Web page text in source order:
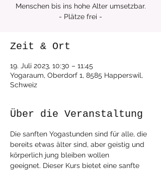
Menschen bis ins hohe Alter umsetzbar.
Zeit & Ort
19. Juli 2023, 10:30 – 11:45
Yogaraum, Oberdorf 1, 8585 Happerswil,
Schweiz
Über die Veranstaltung
Die sanften Yogastunden sind für alle, die
bereits etwas älter sind, aber geistig und
körperlich jung bleiben wollen
geeignet. Dieser Kurs bietet eine sanfte